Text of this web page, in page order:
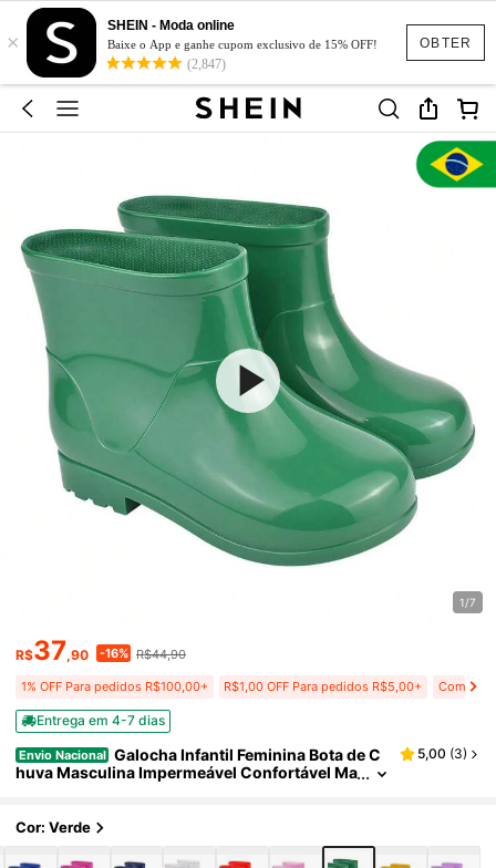
OBTER
×
SHEIN - Moda online
Baixe o App e ganhe cupom exclusivo de 15% OFF!
(2,847)
1/7
R$37,90 -16% R$44,90
1% OFF Para pedidos R$100,00+ R$1,00 OFF Para pedidos R$5,00+ Compre
Entrega em 4-7 dias
Envio Nacional Galocha Infantil Feminina Bota de C
huva Masculina Impermeável Confortável Ma
5,00 (3)
Cor: Verde